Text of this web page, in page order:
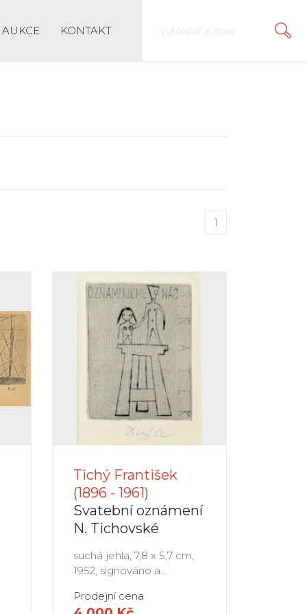
AUKCE KONTAKT
1
Tichý František
(1896 - 1961)
Svatební oznámení
N. Tichovské
suchá jehla, 7,8 x 5,7 cm,
1952, signováno a...
Prodejní cena